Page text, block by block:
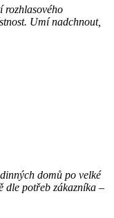
rozhlasového
Umí nadchnout,
domů po velké
dle potřeb zákazníka –